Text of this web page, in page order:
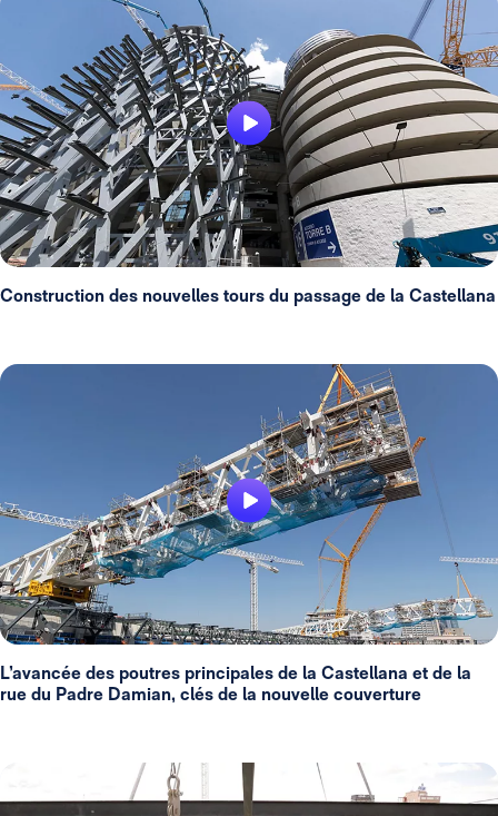
Construction des nouvelles tours du passage de la Castellana
L’avancée des poutres principales de la Castellana et de la
rue du Padre Damian, clés de la nouvelle couverture